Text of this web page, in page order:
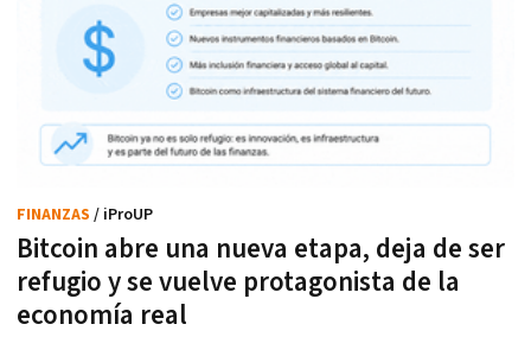
Bitcoin abre una nueva etapa, deja de ser
refugio y se vuelve protagonista de la
economía real
FINANZAS / iProUP